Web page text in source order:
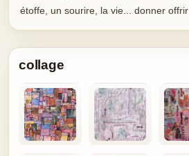
étoffe, un sourire, la vie... donner offrir
collage